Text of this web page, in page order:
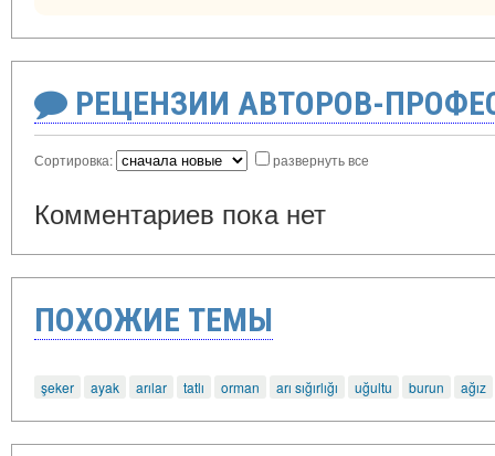
РЕЦЕНЗИИ АВТОРОВ-
Сортировка: развернуть все
Комментариев пока нет
ПОХОЖИЕ ТЕМЫ
şeker ayak arılar tatlı orman arı sığırlığı uğultu burun ağız